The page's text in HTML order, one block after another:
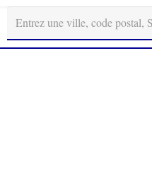
Autour
de
moi